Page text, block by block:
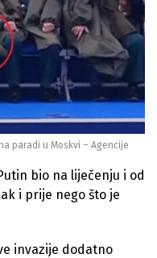
paradi u Moskvi – Agencije
bio na liječenju i od
i prije nego što je
invazije dodatno